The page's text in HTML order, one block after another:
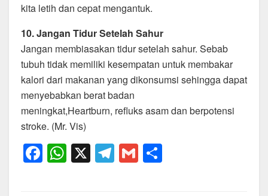
kita letih dan cepat mengantuk.
10. Jangan Tidur Setelah Sahur
Jangan membiasakan tidur setelah sahur. Sebab
tubuh tidak memiliki kesempatan untuk membakar
kalori dari makanan yang dikonsumsi sehingga dapat
menyebabkan berat badan
meningkat,Heartburn, refluks asam dan berpotensi
stroke. (Mr. Vis)
F W X T G